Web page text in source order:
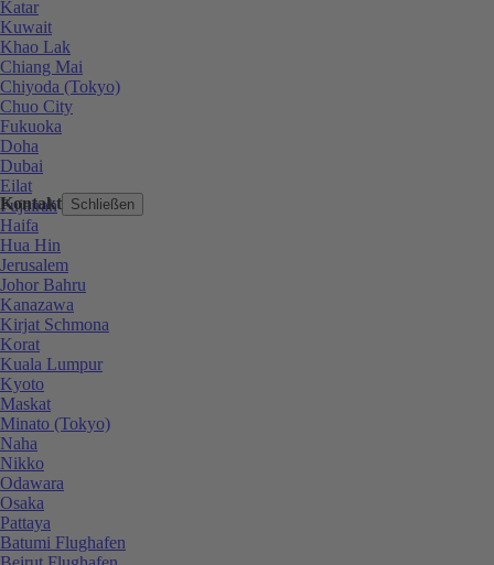
Kontakt Schließen
Katar
Kuwait
Khao Lak
Chiang Mai
Chiyoda (Tokyo)
Chuo City
Fukuoka
Doha
Dubai
Eilat
Fujairah
Haifa
Hua Hin
Jerusalem
Johor Bahru
Kanazawa
Kirjat Schmona
Korat
Kuala Lumpur
Kyoto
Maskat
Minato (Tokyo)
Naha
Nikko
Odawara
Osaka
Pattaya
Batumi Flughafen